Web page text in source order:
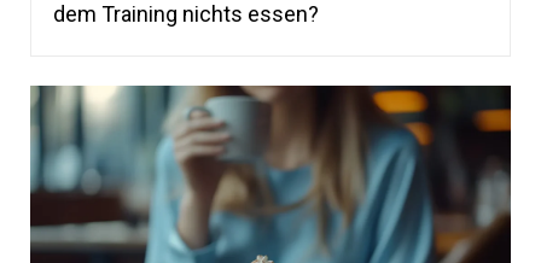
dem Training nichts essen?